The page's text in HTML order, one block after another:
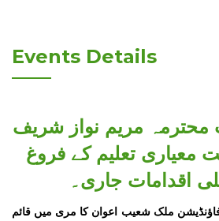
Events Details
محترمہ مریم نواز شریف
معیاری تعلیم کے فروغ
اقدامات جاری۔
ملک شعیب اعوان کا مری میں قائم